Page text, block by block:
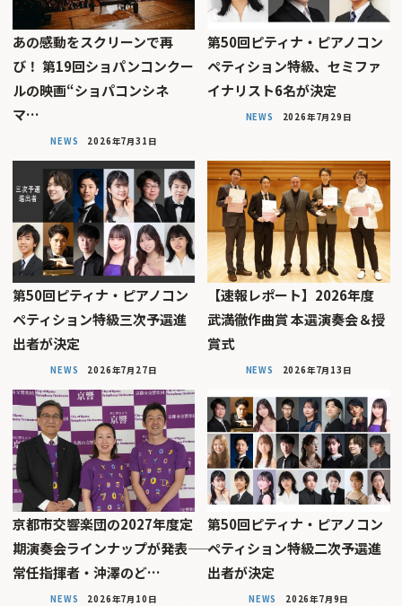
あの感動をスクリーンで再
び！ 第19回ショパンコンクー
ルの映画“ショパコンシネ
マ…
NEWS 2026年7月31日
第50回ピティナ・ピアノコン
ペティション特級、セミファ
イナリスト6名が決定
NEWS 2026年7月29日
第50回ピティナ・ピアノコン
ペティション特級三次予選進
出者が決定
NEWS 2026年7月27日
【速報レポート】2026年度
武満徹作曲賞 本選演奏会＆授
賞式
NEWS 2026年7月13日
京都市交響楽団の2027年度定
期演奏会ラインナップが発表――
常任指揮者・沖澤のど…
NEWS 2026年7月10日
第50回ピティナ・ピアノコン
ペティション特級二次予選進
出者が決定
NEWS 2026年7月9日